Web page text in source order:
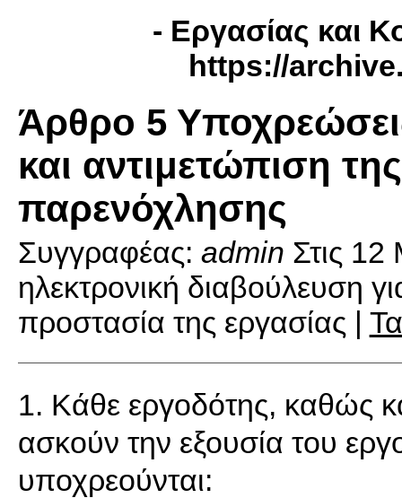
- Εργασίας και
https://
Άρθρο 5
και αντιμετώπιση
παρενόχλησης
Συγγραφέας: admin Στις 12
ηλεκτρονική διαβούλευση
προστασία της εργασίας |
1. Κάθε εργοδότης, καθώς
ασκούν την εξουσία του
υποχρεούνται: